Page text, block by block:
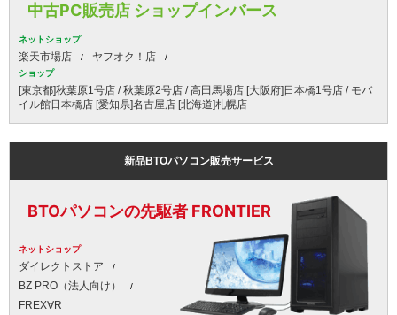
中古PC販売店 ショップインバース
ネットショップ
楽天市場店 ヤフオク！店
ショップ
[東京都]秋葉原1号店 / 秋葉原2号店 / 高田馬場店 [大阪府]日本橋1号店 / モバ
イル館日本橋店 [愛知県]名古屋店 [北海道]札幌店
新品BTOパソコン販売サービス
BTOパソコンの先駆者 FRONTIER
ネットショップ
ダイレクトストア
BZ PRO（法人向け）
FREX∀R